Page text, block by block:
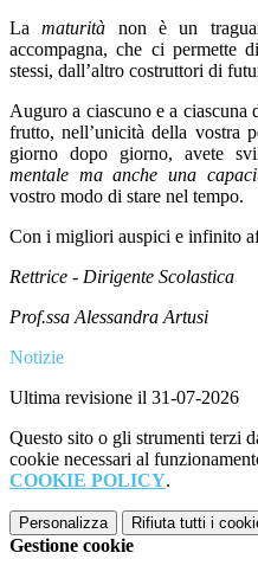
Lamaturità non è un
accompagna, che ci permette
stessi, dall’altro costruttori di
Auguro a ciascuno e a ciascuna
frutto, nell’unicità della vostra
giorno dopo giorno, avete
mentale ma anche una
vostro modo di stare nel tempo.
Con i migliori auspici e infinito
Rettrice - Dirigente Scolastica
Prof.ssa Alessandra Artusi
Notizie
Ultima revisione il 31-07-2026
Questo sito o gli strumenti terzi
cookie necessari al
COOKIE POLICY.
Personalizza Rifiuta tutti i
Gestione cookie